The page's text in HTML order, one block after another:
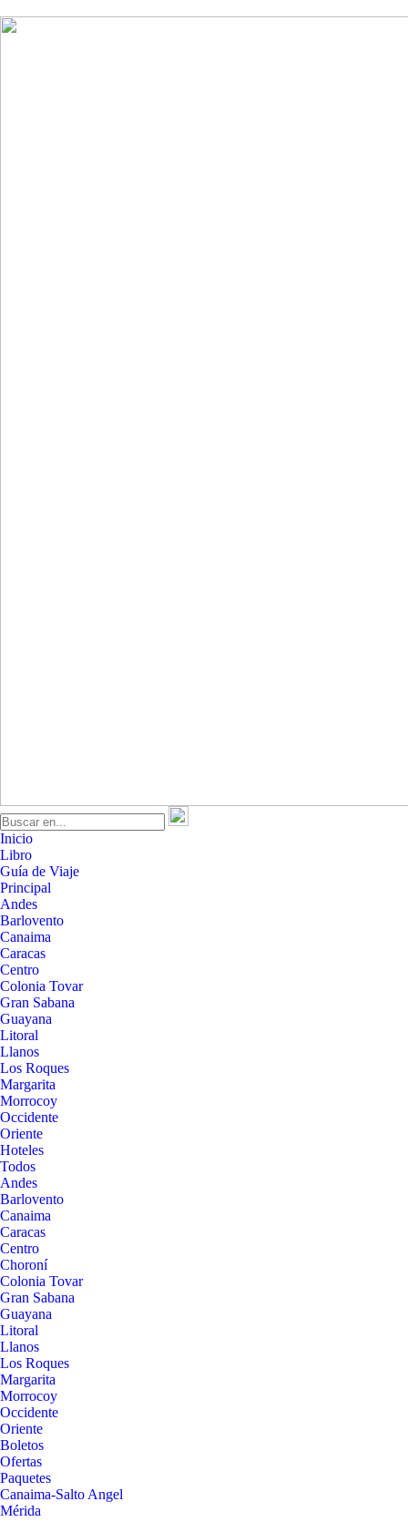
Inicio
Libro
Guía de Viaje
Principal
Andes
Barlovento
Canaima
Caracas
Centro
Colonia Tovar
Gran Sabana
Guayana
Litoral
Llanos
Los Roques
Margarita
Morrocoy
Occidente
Oriente
Hoteles
Todos
Andes
Barlovento
Canaima
Caracas
Centro
Choroní
Colonia Tovar
Gran Sabana
Guayana
Litoral
Llanos
Los Roques
Margarita
Morrocoy
Occidente
Oriente
Boletos
Ofertas
Paquetes
Canaima-Salto Angel
Mérida